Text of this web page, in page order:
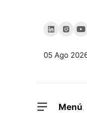
05 Ago
Menú